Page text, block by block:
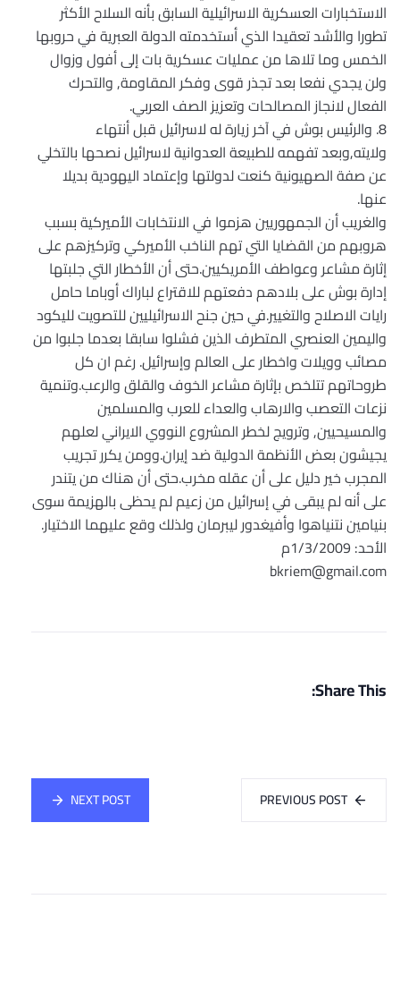
الاستخبارات العسكرية الاسرائيلية السابق بأنه السلاح الأكثر
تطورا والأشد تعقيدا الذي أستخدمته الدولة العبرية في حروبها
الخمس وما تلاها من عمليات عسكرية بات إلى أفول وزوال
ولن يجدي نفعا بعد تجذر قوى وفكر المقاومة, والتحرك
الفعال لانجاز المصالحات وتعزيز الصف العربي.
8. والرئيس بوش في آخر زيارة له لاسرائيل قبل أنتهاء
ولايته,وبعد تفهمه للطبيعة العدوانية لاسرائيل نصحها بالتخلي
عن صفة الصهيونية كنعت لدولتها وإعتماد اليهودية بديلا
عنها.
والغريب أن الجمهوريين هزموا في الانتخابات الأميركية بسبب
هروبهم من القضايا التي تهم الناخب الأميركي وتركيزهم على
إثارة مشاعر وعواطف الأمريكيين.حتى أن الأخطار التي جلبتها
إدارة بوش على بلادهم دفعتهم للاقتراع لباراك أوباما حامل
رايات الاصلاح والتغيير.في حين جنح الاسرائيليين للتصويت لليكود
واليمين العنصري المتطرف الذين فشلوا سابقا بعدما جلبوا من
مصائب وويلات واخطار على العالم وإسرائيل. رغم ان كل
طروحاتهم تتلخص بإثارة مشاعر الخوف والقلق والرعب.وتنمية
نزعات التعصب والارهاب والعداء للعرب والمسلمين
والمسيحيين, وترويج لخطر المشروع النووي الايراني لعلهم
يجيشون بعض الأنظمة الدولية ضد إيران.وومن يكرر تجريب
المجرب خير دليل على أن عقله مخرب.حتى أن هناك من يتندر
على أنه لم يبقى في إسرائيل من زعيم لم يحظى بالهزيمة سوى
بنيامين نتنياهوا وأفيغدور ليبرمان ولذلك وقع عليهما الاختيار.
الأحد: 1/3/2009م
bkriem@gmail.com
Share This:
PREVIOUS POST
NEXT POST